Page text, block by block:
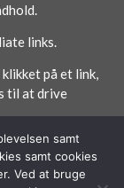
links.
på et link,
til at drive
samt
samt cookies
Ved at bruge